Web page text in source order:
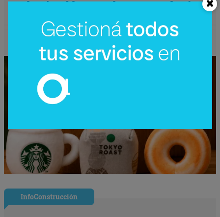
coleccionable que vale más que el café
InfoConstrucción